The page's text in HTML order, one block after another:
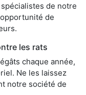
de notre
de
les rats
chaque année,
Ne les laissez
notre société de